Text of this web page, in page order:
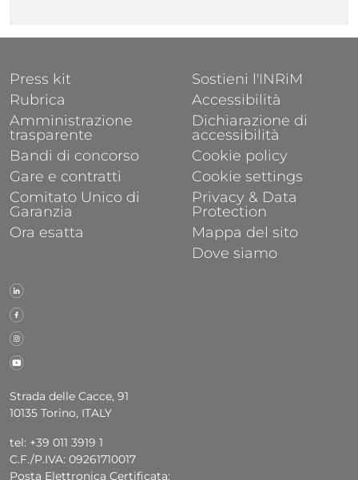
Strada delle Cacce, 91
10135 Torino, ITALY
tel: +39 011 3919 1
C.F./P.IVA: 09261710017
Posta Elettronica Certificata:
FOOTER 1
Press kit
Rubrica
Amministrazione
trasparente
Bandi di concorso
Gare e contratti
Comitato Unico di
Garanzia
Ora esatta
FOOTER 2
Sostieni l'INRiM
Accessibilità
Dichiarazione di
accessibilità
Cookie policy
Cookie settings
Privacy & Data
Protection
Mappa del sito
Dove siamo